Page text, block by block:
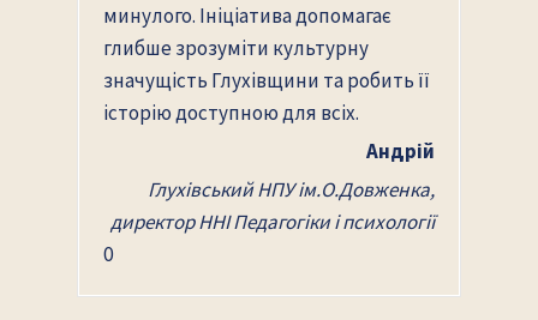
минулого. Ініціатива допомагає
глибше зрозуміти культурну
значущість Глухівщини та робить її
історію доступною для всіх.
Андрій
Глухівський НПУ ім.О.Довженка,
директор ННІ Педагогіки і психології
0